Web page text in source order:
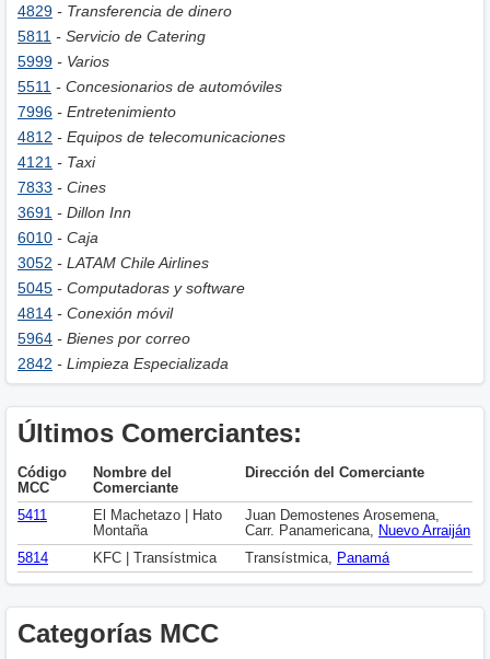
4829 - Transferencia de dinero
5811 - Servicio de Catering
5999 - Varios
5511 - Concesionarios de automóviles
7996 - Entretenimiento
4812 - Equipos de telecomunicaciones
4121 - Taxi
7833 - Cines
3691 - Dillon Inn
6010 - Caja
3052 - LATAM Chile Airlines
5045 - Computadoras y software
4814 - Conexión móvil
5964 - Bienes por correo
2842 - Limpieza Especializada
Últimos Comerciantes:
Código
MCC
Nombre del
Comerciante
Dirección del Comerciante
5411
El Machetazo | Hato
Montaña
Juan Demostenes Arosemena,
Carr. Panamericana, Nuevo Arraiján
5814
KFC | Transístmica Transístmica, Panamá
Categorías MCC